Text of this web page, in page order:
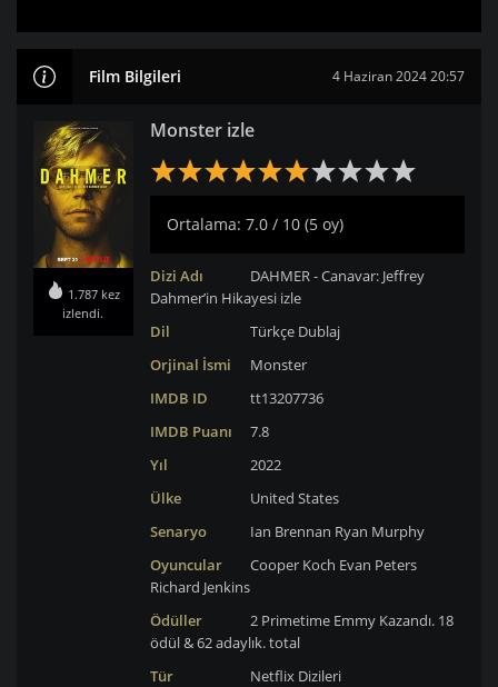
Film Bilgileri 4 Haziran 2024 20:57
1.787 kez
izlendi.
Monster izle
Ortalama: 7.0 / 10 (5 oy)
Dizi Adı
DAHMER - Canavar: Jeffrey
Dahmer’in Hikayesi izle
Dil
Türkçe Dublaj
Orjinal İsmi
Monster
IMDB ID
tt13207736
IMDB Puanı
7.8
Yıl
2022
Ülke
United States
Senaryo
Ian Brennan Ryan Murphy
Oyuncular
Cooper Koch Evan Peters
Richard Jenkins
Ödüller
2 Primetime Emmy Kazandı. 18
ödül & 62 adaylık. total
Tür
Netflix Dizileri